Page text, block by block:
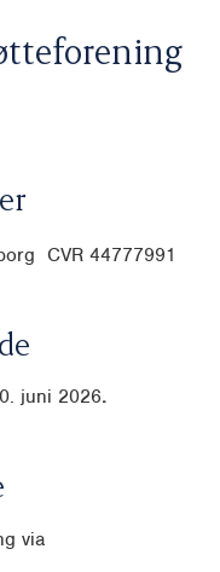
CVR 44777991
juni 2026.
via